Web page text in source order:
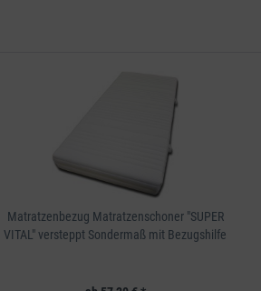
Matratzenbezug Matratzenschoner "SUPER
VITAL" versteppt Sondermaß mit Bezugshilfe